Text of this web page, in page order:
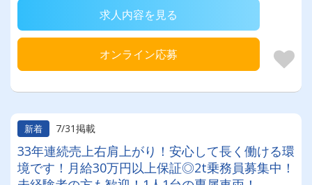
求人内容を見る
オンライン応募
新着 7/31掲載
33年連続売上右肩上がり！安心して長く働ける環
境です！月給30万円以上保証◎2t乗務員募集中！